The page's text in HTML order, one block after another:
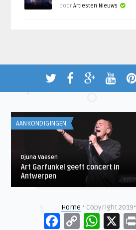
doorArtiesten Nieuws
AANKONDIGINGEN
Djuna Vaesen
Art Garfunkel geeft concert in
Antwerpen
Home • Copyright 2019•
FacebookCopy
Link
WhatsApp